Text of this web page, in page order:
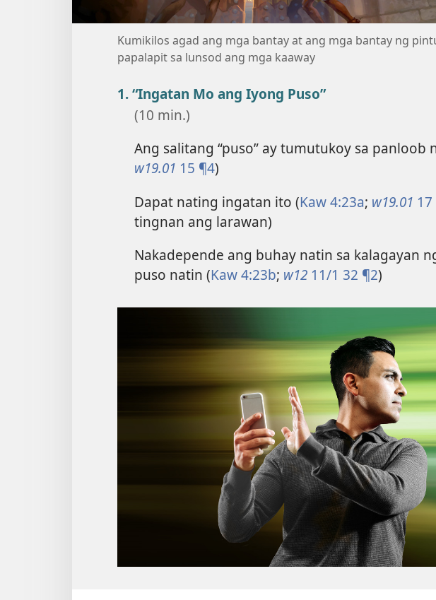
Kumikilos agad ang mga bantay at ang mga bantay ng
papalapit sa lunsod ang mga kaaway
1. “Ingatan Mo ang Iyong Puso”
(10 min.)
Ang salitang “puso” ay tumutukoy sa panloob
w19.01 15 ¶4)
Dapat nating ingatan ito (Kaw 4:23a; w19.01
tingnan ang larawan)
Nakadepende ang buhay natin sa kalagayan
puso natin (Kaw 4:23b; w12 11/1 32 ¶2)